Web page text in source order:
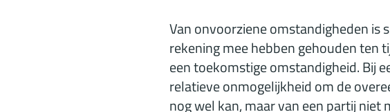
Van onvoorziene omstandigheden is
rekening mee hebben gehouden ten
een toekomstige omstandigheid. Bij
relatieve onmogelijkheid om de
nog wel kan, maar van een partij